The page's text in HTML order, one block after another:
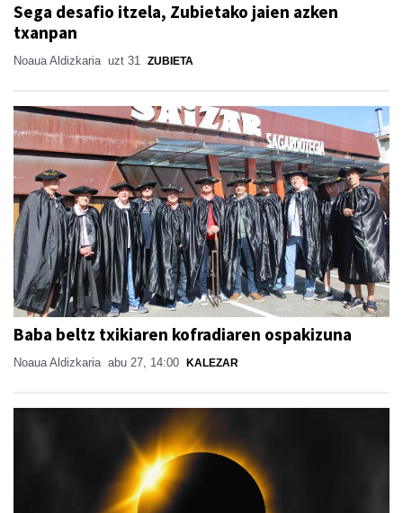
Sega desafio itzela, Zubietako jaien azken
txanpan
Noaua Aldizkaria uzt 31 ZUBIETA
Baba beltz txikiaren kofradiaren ospakizuna
Noaua Aldizkaria abu 27, 14:00 KALEZAR